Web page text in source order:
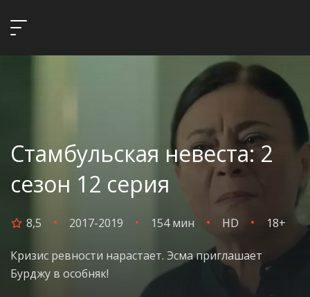
Стамбульская невеста: 2
сезон 12 серия
8,5 2017-2019 154 мин HD 18+
Кризис ревности нарастает. Эсма приглашает
Бурджу в особняк!